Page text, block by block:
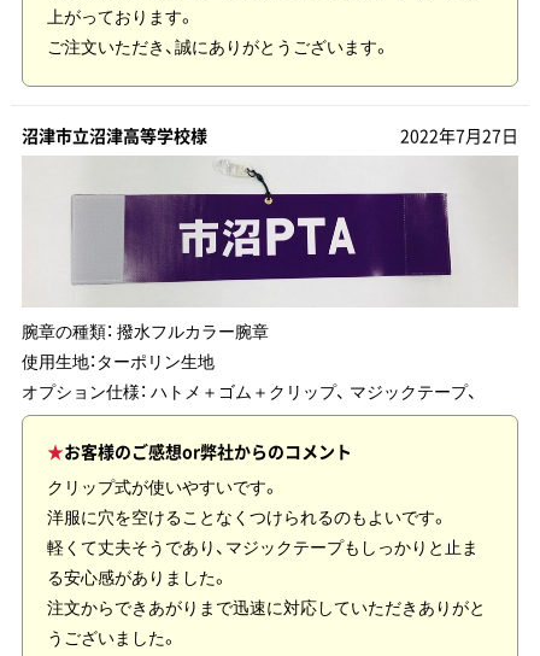
上がっております。
ご注文いただき、誠にありがとうございます。
沼津市立沼津高等学校様 2022年7月27日
腕章の種類： 撥水フルカラー腕章
使用生地： ターポリン生地
オプション仕様： ハトメ＋ゴム＋クリップ、 マジックテープ、
お客様のご感想or弊社からのコメント
クリップ式が使いやすいです。
洋服に穴を空けることなくつけられるのもよいです。
軽くて丈夫そうであり、マジックテープもしっかりと止ま
る安心感がありました。
注文からできあがりまで迅速に対応していただきありがと
うございました。